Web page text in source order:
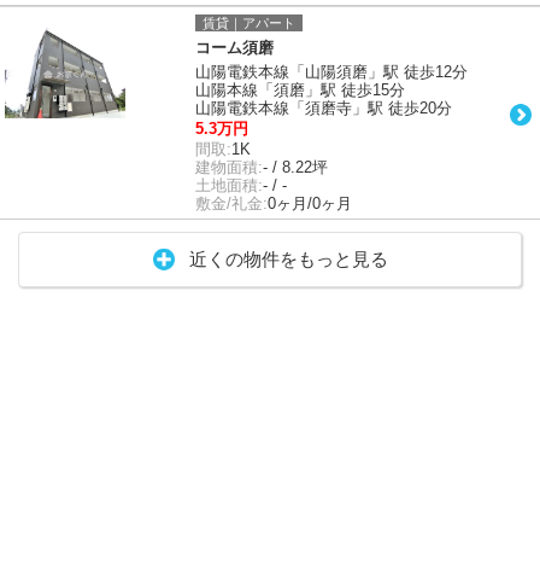
賃貸｜アパート
コーム須磨
山陽電鉄本線「山陽須磨」駅 徒歩12分
山陽本線「須磨」駅 徒歩15分
山陽電鉄本線「須磨寺」駅 徒歩20分
5.3万円
間取:1K
建物面積:- / 8.22坪
土地面積:- / -
敷金/礼金:0ヶ月/0ヶ月
近くの物件をもっと見る